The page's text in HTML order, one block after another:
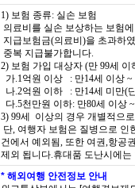
1) 보험 종류: 실손 보험
의료비를 실손 보상하는 보험
지급보험금(의료비)을 초과하
중복 지급불가합니다.
2) 보험 가입 대상자 (만 99세
가.1억원 이상 : 만14세 이상 ~
나.2억원 이하 : 만14세 미만(
다.5천만원 이하: 만80세 이상
3) 99세 이상의 경우 개별적으
단, 여행자 보험은 질병으로 인
건에서 예외됨, 또한 여권,항공
제외 됩니다.휴대품 도난시에
* 해외여행 안전정보 안내